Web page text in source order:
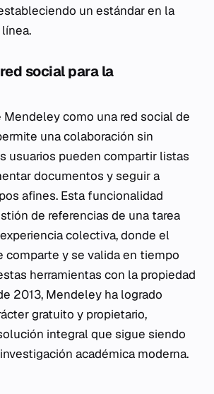
un estándar en la
social para la
Mendeley como una red social de
una colaboración sin
usuarios pueden compartir listas
documentos y seguir a
afines. Esta funcionalidad
de referencias de una tarea
colectiva, donde el
comparte y se valida en tiempo
herramientas con la propiedad
2013, Mendeley ha logrado
gratuito y propietario,
integral que sigue siendo
académica moderna.